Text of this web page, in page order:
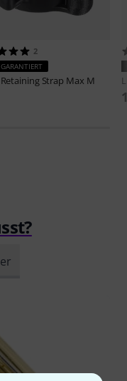
2
GARANTIERT
Retaining Strap Max M